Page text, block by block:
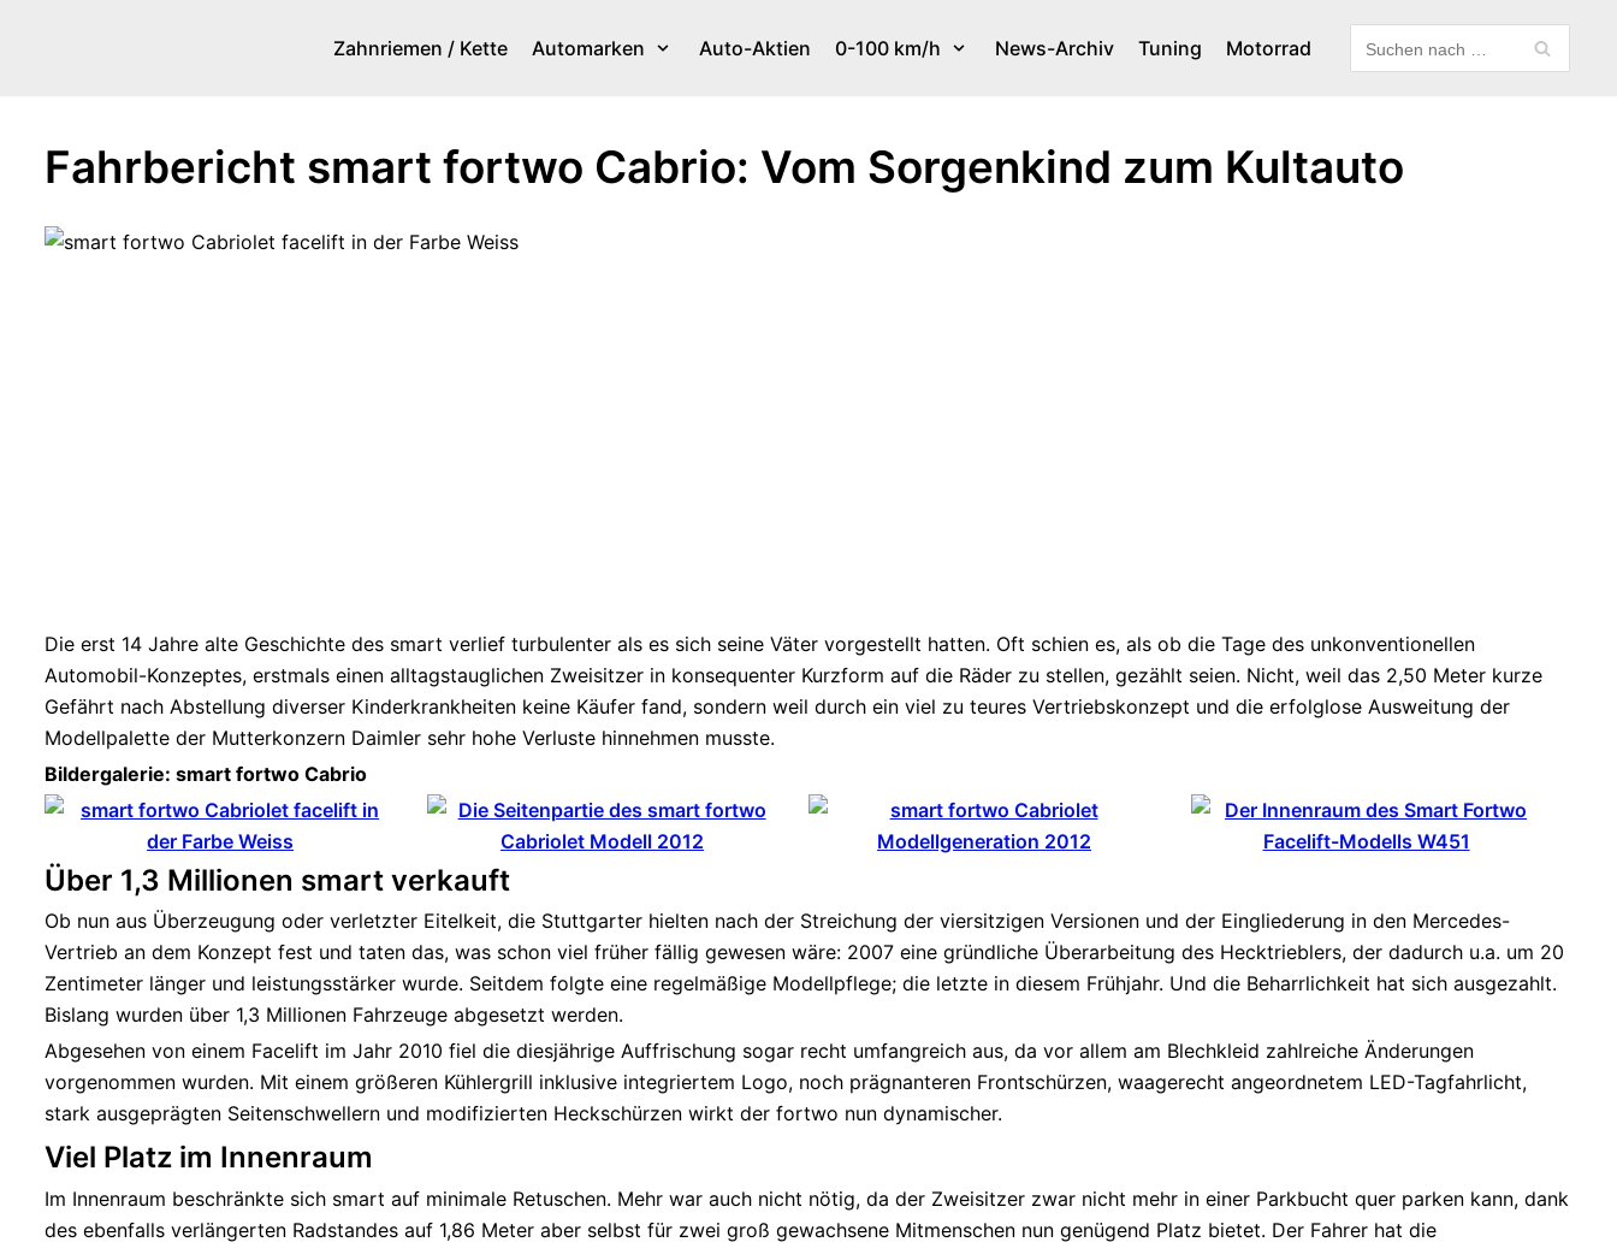
Zahnriemen / Kette Automarken Auto-Aktien 0-100 km/h News-Archiv Tuning Motorrad
Fahrbericht smart fortwo Cabrio: Vom Sorgenkind zum Kultauto
Die erst 14 Jahre alte Geschichte des smart verlief turbulenter als es sich seine Väter vorgestellt hatten. Oft schien es, als ob die Tage des unkonventionellen
Automobil-Konzeptes, erstmals einen alltagstauglichen Zweisitzer in konsequenter Kurzform auf die Räder zu stellen, gezählt seien. Nicht, weil das 2,50 Meter kurze
Gefährt nach Abstellung diverser Kinderkrankheiten keine Käufer fand, sondern weil durch ein viel zu teures Vertriebskonzept und die erfolglose Ausweitung der
Modellpalette der Mutterkonzern Daimler sehr hohe Verluste hinnehmen musste.
Bildergalerie: smart fortwo Cabrio
Über 1,3 Millionen smart verkauft
Ob nun aus Überzeugung oder verletzter Eitelkeit, die Stuttgarter hielten nach der Streichung der viersitzigen Versionen und der Eingliederung in den Mercedes-
Vertrieb an dem Konzept fest und taten das, was schon viel früher fällig gewesen wäre: 2007 eine gründliche Überarbeitung des Hecktrieblers, der dadurch u.a. um 20
Zentimeter länger und leistungsstärker wurde. Seitdem folgte eine regelmäßige Modellpflege; die letzte in diesem Frühjahr. Und die Beharrlichkeit hat sich ausgezahlt.
Bislang wurden über 1,3 Millionen Fahrzeuge abgesetzt werden.
Abgesehen von einem Facelift im Jahr 2010 fiel die diesjährige Auffrischung sogar recht umfangreich aus, da vor allem am Blechkleid zahlreiche Änderungen
vorgenommen wurden. Mit einem größeren Kühlergrill inklusive integriertem Logo, noch prägnanteren Frontschürzen, waagerecht angeordnetem LED-Tagfahrlicht,
stark ausgeprägten Seitenschwellern und modifizierten Heckschürzen wirkt der fortwo nun dynamischer.
Viel Platz im Innenraum
Im Innenraum beschränkte sich smart auf minimale Retuschen. Mehr war auch nicht nötig, da der Zweisitzer zwar nicht mehr in einer Parkbucht quer parken kann, dank
des ebenfalls verlängerten Radstandes auf 1,86 Meter aber selbst für zwei groß gewachsene Mitmenschen nun genügend Platz bietet. Der Fahrer hat die